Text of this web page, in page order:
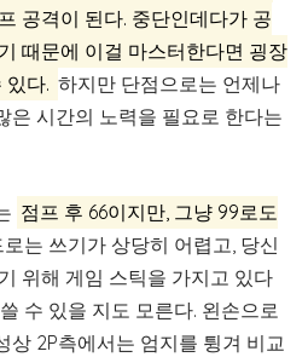
공격이 된다. 중단인데다가 공
때문에 이걸 마스터한다면 굉장
있다. 하지만 단점으로는 언제나
은 시간의 노력을 필요로 한다는
점프 후 66이지만, 그냥 99로도
는 쓰기가 상당히 어렵고, 당신
위해 게임 스틱을 가지고 있다
수 있을 지도 모른다. 왼손으로
상 2P측에서는 엄지를 튕겨 비교